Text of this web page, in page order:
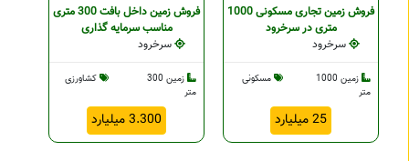
فروش زمین تجاری مسکونی 1000
متری در سرخرود
سرخرود
زمین 1000
متر
مسکونی
25 میلیارد
فروش زمین داخل بافت 300 متری
مناسب سرمایه گذاری
سرخرود
زمین 300
متر
کشاورزی
3.300 میلیارد